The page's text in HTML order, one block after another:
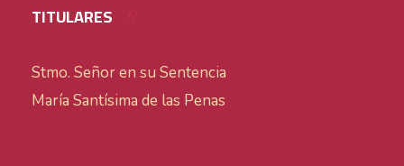
TITULARES
Stmo. Señor en su Sentencia
María Santísima de las Penas